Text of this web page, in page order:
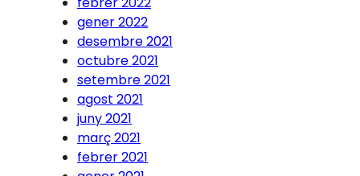
gener 2022
desembre 2021
octubre 2021
setembre 2021
agost 2021
juny 2021
març 2021
febrer 2021